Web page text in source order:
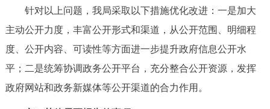
针对以上问题，我局采取以下措施优化改进：一是加大
主动公开力度，丰富公开形式和渠道，从公开范围、明细程
度、公开内容、可读性等方面进一步提升政府信息公开水
平；二是统筹协调政务公开平台，充分整合公开资源，发挥
政府网站和政务新媒体等公开渠道的合力作用。